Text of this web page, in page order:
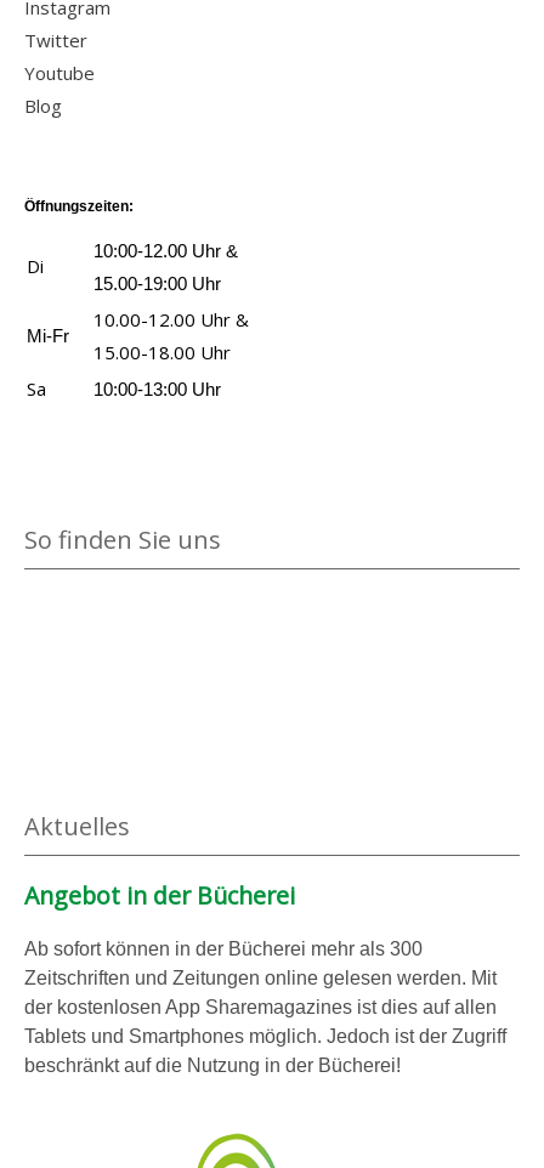
Instagram
Twitter
Youtube
Blog
Öffnungszeiten:
Di
10:00-12.00 Uhr &
15.00-19:00 Uhr
Mi-Fr
10.00-12.00 Uhr &
15.00-18.00 Uhr
Sa
10:00-13:00 Uhr
So finden Sie uns
Aktuelles
Angebot in der Bücherei
Ab sofort können in der Bücherei mehr als 300
Zeitschriften und Zeitungen online gelesen werden. Mit
der kostenlosen App Sharemagazines ist dies auf allen
Tablets und Smartphones möglich. Jedoch ist der Zugriff
beschränkt auf die Nutzung in der Bücherei!